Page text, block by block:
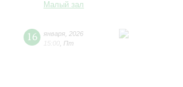
Малый зал
16 января 2026
15:00 Пт